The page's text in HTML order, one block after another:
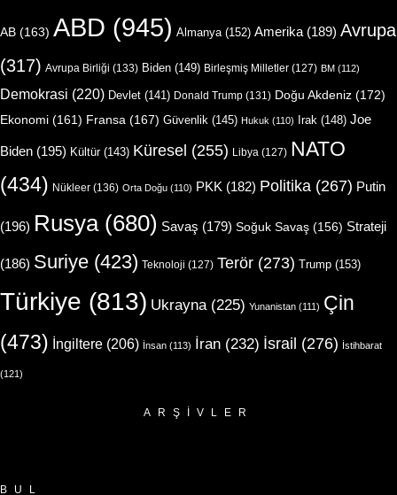
AB (163) ABD (945) Almanya (152) Amerika (189) Avrupa
(317) Avrupa Birliği (133) Biden (149) Birleşmiş Milletler (127) BM (112)
Demokrasi (220) Devlet (141) Donald Trump (131) Doğu Akdeniz (172)
Ekonomi (161) Fransa (167) Güvenlik (145) Hukuk (110) Irak (148) Joe
Biden (195) Kültür(143) Küresel (255) Libya (127) NATO
(434) Nükleer (136) Orta Doğu (110) PKK (182) Politika (267) Putin
(196) Rusya(680) Savaş (179) Soğuk Savaş (156) Strateji
(186) Suriye (423) Teknoloji (127) Terör (273) Trump (153)
Türkiye (813) Ukrayna (225) Yunanistan (111) Çin
(473) İngiltere (206) İnsan (113) İran (232) İsrail (276) İstihbarat
(121)
ARŞIVLER
BUL